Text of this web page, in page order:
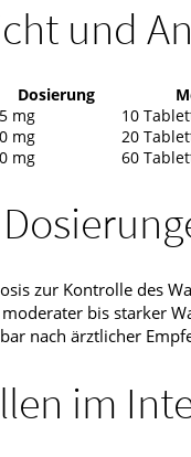
und
Dosierung
mg 10
mg 20
mg 60
zur Kontrolle des
bis starker
nach ärztlicher
im